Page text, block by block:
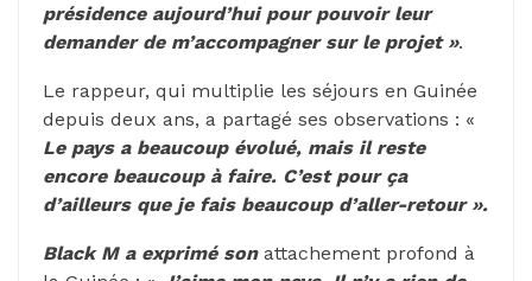
présidence aujourd’hui pour pouvoir leur
demander de m’accompagner sur le projet ».
Le rappeur, qui multiplie les séjours en Guinée
depuis deux ans, a partagé ses observations : «
Le pays a beaucoup évolué, mais il reste
encore beaucoup à faire. C’est pour ça
d’ailleurs que je fais beaucoup d’aller-retour ».
Black M a exprimé sonattachement profond à